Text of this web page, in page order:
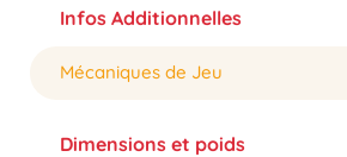
Infos Additionnelles
Mécaniques de Jeu
Dimensions et poids